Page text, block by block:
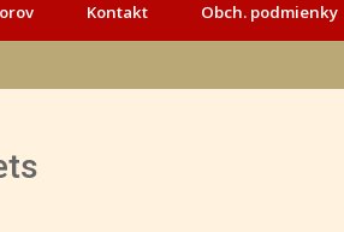
Kontakt Obch. podmienky